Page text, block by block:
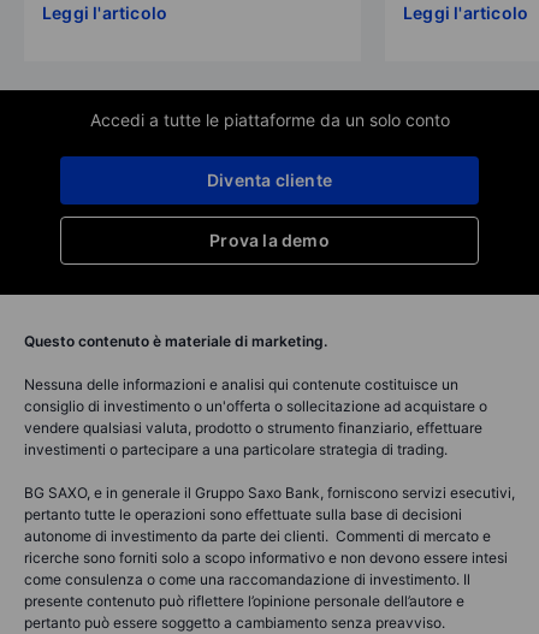
Leggi l'articolo
Leggi l'articolo
Accedi a tutte le piattaforme da un solo conto
Prova la demo
Diventa cliente
Questo contenuto è materiale di marketing.
Nessuna delle informazioni e analisi qui contenute costituisce un
consiglio di investimento o un'offerta o sollecitazione ad acquistare o
vendere qualsiasi valuta, prodotto o strumento finanziario, effettuare
investimenti o partecipare a una particolare strategia di trading.
BG SAXO, e in generale il Gruppo Saxo Bank, forniscono servizi esecutivi,
pertanto tutte le operazioni sono effettuate sulla base di decisioni
autonome di investimento da parte dei clienti. Commenti di mercato e
ricerche sono forniti solo a scopo informativo e non devono essere intesi
come consulenza o come una raccomandazione di investimento. Il
presente contenuto può riflettere l’opinione personale dell’autore e
pertanto può essere soggetto a cambiamento senza preavviso.